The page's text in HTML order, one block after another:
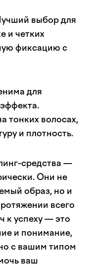
выбор для
и четких
фиксацию с
для
тонких волосах,
и плотность.
средства —
Они не
образ, но и
всего
к успеху — это
и понимание,
с вашим типом
ваш